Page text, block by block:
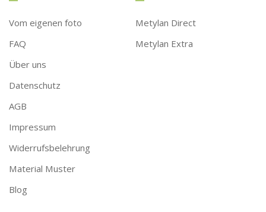
Vom eigenen foto
FAQ
Über uns
Datenschutz
AGB
Impressum
Widerrufsbelehrung
Material Muster
Blog
Metylan Direct
Metylan Extra